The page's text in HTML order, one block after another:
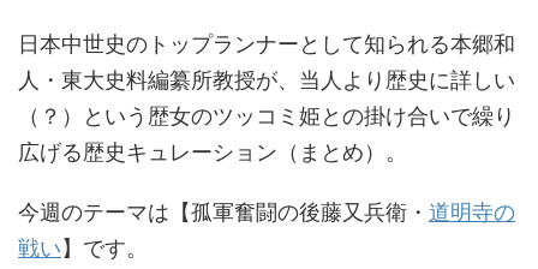
日本中世史のトップランナーとして知られる本郷和
人・東大史料編纂所教授が、当人より歴史に詳しい
（？）という歴女のツッコミ姫との掛け合いで繰り
広げる歴史キュレーション（まとめ）。
今週のテーマは【孤軍奮闘の後藤又兵衛・ 道明寺の
戦い】です。